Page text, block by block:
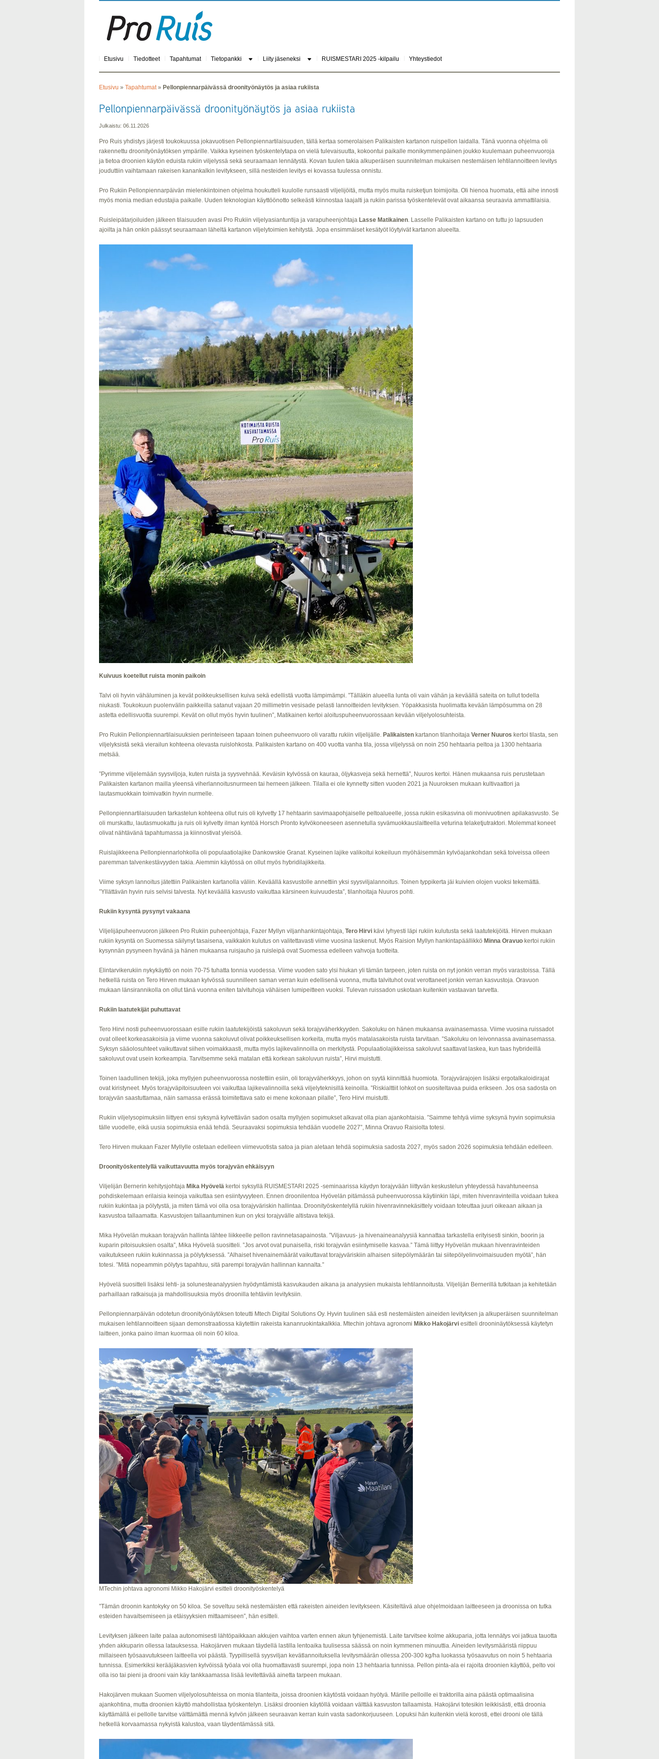
Etusivu Tiedotteet Tapahtumat Tietopankki Liity jäseneksi RUISMESTARI 2025 -kilpailu Yhteystiedot
Etusivu » Tapahtumat» Pellonpiennarpäivässä droonityönäytös ja asiaa rukiista
Julkaistu: 06.11.2026
Pro Ruis yhdistys järjesti toukokuussa jokavuotisen Pellonpiennartilaisuuden, tällä kertaa somerolaisen Palikaisten kartanon ruispellon laidalla. Tänä vuonna ohjelma oli
rakennettu droonityönäytöksen ympärille. Vaikka kyseinen työskentelytapa on vielä tulevaisuutta, kokoontui paikalle monikymmenpäinen joukko kuulemaan puheenvuoroja
ja tietoa droonien käytön eduista rukiin viljelyssä sekä seuraamaan lennätystä. Kovan tuulen takia alkuperäisen suunnitelman mukaisen nestemäisen lehtilannoitteen levitys
jouduttiin vaihtamaan rakeisen kanankalkin levitykseen, sillä nesteiden levitys ei kovassa tuulessa onnistu.
Pro Rukiin Pellonpiennarpäivän mielenkiintoinen ohjelma houkutteli kuulolle runsaasti viljelijöitä, mutta myös muita ruisketjun toimijoita. Oli hienoa huomata, että aihe innosti
myös monia median edustajia paikalle. Uuden teknologian käyttöönotto selkeästi kiinnostaa laajalti ja rukiin parissa työskentelevät ovat aikaansa seuraavia ammattilaisia.
Ruisleipätarjoiluiden jälkeen tilaisuuden avasi Pro Rukiin viljelyasiantuntija ja varapuheenjohtaja Lasse Matikainen. Lasselle Palikaisten kartano on tuttu jo lapsuuden
ajoilta ja hän onkin päässyt seuraamaan läheltä kartanon viljelytoimien kehitystä. Jopa ensimmäiset kesätyöt löytyivät kartanon alueelta.
Kuivuus koetellut ruista monin paikoin
Talvi oli hyvin vähäluminen ja kevät poikkeuksellisen kuiva sekä edellistä vuotta lämpimämpi. ”Tälläkin alueella lunta oli vain vähän ja keväällä sateita on tullut todella
niukasti. Toukokuun puolenvälin paikkeilla satanut vajaan 20 millimetrin vesisade pelasti lannoitteiden levityksen. Yöpakkasista huolimatta kevään lämpösumma on 28
astetta edellisvuotta suurempi. Kevät on ollut myös hyvin tuulinen”, Matikainen kertoi aloituspuheenvuorossaan kevään viljelyolosuhteista.
Pro Rukiin Pellonpiennartilaisuuksien perinteiseen tapaan toinen puheenvuoro oli varattu rukiin viljelijälle. Palikaisten kartanon tilanhoitaja Verner Nuuros kertoi tilasta, sen
viljelyksistä sekä vierailun kohteena olevasta ruislohkosta. Palikaisten kartano on 400 vuotta vanha tila, jossa viljelyssä on noin 250 hehtaaria peltoa ja 1300 hehtaaria
metsää.
”Pyrimme viljelemään syysviljoja, kuten ruista ja syysvehnää. Keväisin kylvössä on kauraa, öljykasveja sekä hernettä”, Nuuros kertoi. Hänen mukaansa ruis perustetaan
Palikaisten kartanon mailla yleensä viherlannoitusnurmeen tai herneen jälkeen. Tilalla ei ole kynnetty sitten vuoden 2021 ja Nuuroksen mukaan kultivaattori ja
lautasmuokkain toimivatkin hyvin nurmelle.
Pellonpiennartilaisuuden tarkastelun kohteena ollut ruis oli kylvetty 17 hehtaarin savimaapohjaiselle peltoalueelle, jossa rukiin esikasvina oli monivuotinen apilakasvusto. Se
oli murskattu, lautasmuokattu ja ruis oli kylvetty ilman kyntöä Horsch Pronto kylvökoneeseen asennetulla syvämuokkauslaitteella veturina telaketjutraktori. Molemmat koneet
olivat nähtävänä tapahtumassa ja kiinnostivat yleisöä.
Ruislajikkeena Pellonpiennarlohkolla oli populaatiolajike Dankowskie Granat. Kyseinen lajike valikoitui kokeiluun myöhäisemmän kylvöajankohdan sekä toiveissa olleen
paremman talvenkestävyyden takia. Aiemmin käytössä on ollut myös hybridilajikkeita.
Viime syksyn lannoitus jätettiin Palikaisten kartanolla väliin. Keväällä kasvustolle annettiin yksi syysviljalannoitus. Toinen typpikerta jäi kuivien olojen vuoksi tekemättä.
”Yllättävän hyvin ruis selvisi talvesta. Nyt keväällä kasvusto vaikuttaa kärsineen kuivuudesta”, tilanhoitaja Nuuros pohti.
Rukiin kysyntä pysynyt vakaana
Viljelijäpuheenvuoron jälkeen Pro Rukiin puheenjohtaja, Fazer Myllyn viljanhankintajohtaja, Tero Hirvi kävi lyhyesti läpi rukiin kulutusta sekä laatutekijöitä. Hirven mukaan
rukiin kysyntä on Suomessa säilynyt tasaisena, vaikkakin kulutus on valitettavasti viime vuosina laskenut. Myös Raision Myllyn hankintapäällikkö Minna Oravuo kertoi rukiin
kysynnän pysyneen hyvänä ja hänen mukaansa ruisjauho ja ruisleipä ovat Suomessa edelleen vahvoja tuotteita.
Elintarvikerukiin nykykäyttö on noin 70-75 tuhatta tonnia vuodessa. Viime vuoden sato ylsi hiukan yli tämän tarpeen, joten ruista on nyt jonkin verran myös varastoissa. Tällä
hetkellä ruista on Tero Hirven mukaan kylvössä suunnilleen saman verran kuin edellisenä vuonna, mutta talvituhot ovat verottaneet jonkin verran kasvustoja. Oravuon
mukaan länsirannikolla on ollut tänä vuonna eniten talvituhoja vähäisen lumipeitteen vuoksi. Tulevan ruissadon uskotaan kuitenkin vastaavan tarvetta.
Rukiin laatutekijät puhuttavat
Tero Hirvi nosti puheenvuorossaan esille rukiin laatutekijöistä sakoluvun sekä torajyväherkkyyden. Sakoluku on hänen mukaansa avainasemassa. Viime vuosina ruissadot
ovat olleet korkeasakoisia ja viime vuonna sakoluvut olivat poikkeuksellisen korkeita, mutta myös matalasakoista ruista tarvitaan. ”Sakoluku on leivonnassa avainasemassa.
Syksyn sääolosuhteet vaikuttavat siihen voimakkaasti, mutta myös lajikevalinnoilla on merkitystä. Populaatiolajikkeissa sakoluvut saattavat laskea, kun taas hybrideillä
sakoluvut ovat usein korkeampia. Tarvitsemme sekä matalan että korkean sakoluvun ruista”, Hirvi muistutti.
Toinen laadullinen tekijä, joka myllyjen puheenvuorossa nostettiin esiin, oli torajyväherkkyys, johon on syytä kiinnittää huomiota. Torajyvärajojen lisäksi ergotalkaloidirajat
ovat kiristyneet. Myös torajyväpitoisuuteen voi vaikuttaa lajikevalinnoilla sekä viljelyteknisillä keinoilla. ”Riskialttiit lohkot on suositeltavaa puida erikseen. Jos osa sadosta on
torajyvän saastuttamaa, näin samassa erässä toimitettava sato ei mene kokonaan pilalle”, Tero Hirvi muistutti.
Rukiin viljelysopimuksiin liittyen ensi syksynä kylvettävän sadon osalta myllyjen sopimukset alkavat olla pian ajankohtaisia. ”Saimme tehtyä viime syksynä hyvin sopimuksia
tälle vuodelle, eikä uusia sopimuksia enää tehdä. Seuraavaksi sopimuksia tehdään vuodelle 2027”, Minna Oravuo Raisiolta totesi.
Tero Hirven mukaan Fazer Myllylle ostetaan edelleen viimevuotista satoa ja pian aletaan tehdä sopimuksia sadosta 2027, myös sadon 2026 sopimuksia tehdään edelleen.
Droonityöskentelyllä vaikuttavuutta myös torajyvän ehkäisyyn
Viljelijän Bernerin kehitysjohtaja Mika Hyövelä kertoi syksyllä RUISMESTARI 2025 -seminaarissa käydyn torajyvään liittyvän keskustelun yhteydessä havahtuneensa
pohdiskelemaan erilaisia keinoja vaikuttaa sen esiintyvyyteen. Ennen droonilentoa Hyövelän pitämässä puheenvuorossa käytiinkin läpi, miten hivenravinteilla voidaan tukea
rukiin kukintaa ja pölytystä, ja miten tämä voi olla osa torajyväriskin hallintaa. Droonityöskentelyllä rukiin hivenravinnekäsittely voidaan toteuttaa juuri oikeaan aikaan ja
kasvustoa tallaamatta. Kasvustojen tallaantuminen kun on yksi torajyvälle altistava tekijä.
Mika Hyövelän mukaan torajyvän hallinta lähtee liikkeelle pellon ravinnetasapainosta. ”Viljavuus- ja hivenaineanalyysiä kannattaa tarkastella erityisesti sinkin, boorin ja
kuparin pitoisuuksien osalta”, Mika Hyövelä suositteli. ”Jos arvot ovat punaisella, riski torajyvän esiintymiselle kasvaa.” Tämä liittyy Hyövelän mukaan hivenravinteiden
vaikutukseen rukiin kukinnassa ja pölytyksessä. ”Alhaiset hivenainemäärät vaikuttavat torajyväriskiin alhaisen siitepölymäärän tai siitepölyelinvoimaisuuden myötä”, hän
totesi. ”Mitä nopeammin pölytys tapahtuu, sitä parempi torajyvän hallinnan kannalta.”
Hyövelä suositteli lisäksi lehti- ja solunesteanalyysien hyödyntämistä kasvukauden aikana ja analyysien mukaista lehtilannoitusta. Viljelijän Bernerillä tutkitaan ja kehitetään
parhaillaan ratkaisuja ja mahdollisuuksia myös droonilla tehtäviin levityksiin.
Pellonpiennarpäivän odotetun droonityönäytöksen toteutti Mtech Digital Solutions Oy. Hyvin tuulinen sää esti nestemäisten aineiden levityksen ja alkuperäisen suunnitelman
mukaisen lehtilannoitteen sijaan demonstraatiossa käytettiin rakeista kananruokintakalkkia. Mtechin johtava agronomi Mikko Hakojärvi esitteli drooninäytöksessä käytetyn
laitteen, jonka paino ilman kuormaa oli noin 60 kiloa.
MTechin johtava agronomi Mikko Hakojärvi esitteli droonityöskentelyä
”Tämän droonin kantokyky on 50 kiloa. Se soveltuu sekä nestemäisten että rakeisten aineiden levitykseen. Käsiteltävä alue ohjelmoidaan laitteeseen ja droonissa on tutka
esteiden havaitsemiseen ja etäisyyksien mittaamiseen”, hän esitteli.
Levityksen jälkeen laite palaa autonomisesti lähtöpaikkaan akkujen vaihtoa varten ennen akun tyhjenemistä. Laite tarvitsee kolme akkuparia, jotta lennätys voi jatkua tauotta
yhden akkuparin ollessa latauksessa. Hakojärven mukaan täydellä lastilla lentoaika tuulisessa säässä on noin kymmenen minuuttia. Aineiden levitysmääristä riippuu
millaiseen työsaavutukseen laitteella voi päästä. Tyypillisellä syysviljan kevätlannoituksella levitysmäärän ollessa 200-300 kg/ha luokassa työsaavutus on noin 5 hehtaaria
tunnissa. Esimerkiksi kerääjäkasvien kylvöissä työala voi olla huomattavasti suurempi, jopa noin 13 hehtaaria tunnissa. Pellon pinta-ala ei rajoita droonien käyttöä, pelto voi
olla iso tai pieni ja drooni vain käy tankkaamassa lisää levitettävää ainetta tarpeen mukaan.
Hakojärven mukaan Suomen viljelyolosuhteissa on monia tilanteita, joissa droonien käytöstä voidaan hyötyä. Märille pelloille ei traktorilla aina päästä optimaalisina
ajankohtina, mutta droonien käyttö mahdollistaa työskentelyn. Lisäksi droonien käytöllä voidaan välttää kasvuston tallaamista. Hakojärvi totesikin leikkisästi, että droonia
käyttämällä ei pellolle tarvitse välttämättä mennä kylvön jälkeen seuraavan kerran kuin vasta sadonkorjuuseen. Lopuksi hän kuitenkin vielä korosti, ettei drooni ole tällä
hetkellä korvaamassa nykyistä kalustoa, vaan täydentämässä sitä.